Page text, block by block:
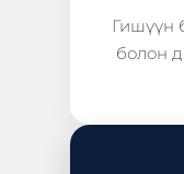
Гишүүн
болон